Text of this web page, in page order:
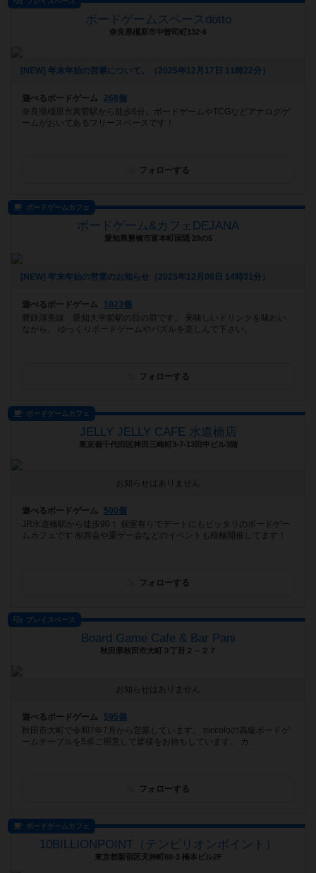
ボードゲームスペースdotto
奈良県橿原市中曽司町132-6
[NEW] 年末年始の営業について。（2025年12月17日 11時22分）
遊べるボードゲーム
268個
奈良県橿原市真菅駅から徒歩6分。ボードゲームやTCGなどアナログゲ
ームがおいてあるフリースペースです！
フォローする
ボードゲームカフェ
ボードゲーム&カフェDEJANA
愛知県豊橋市富本町国隠 20の5
[NEW] 年末年始の営業のお知らせ（2025年12月06日 14時31分）
遊べるボードゲーム
1023個
豊鉄渥美線 愛知大学前駅の目の前です。 美味しいドリンクを味わい
ながら、 ゆっくりボードゲームやパズルを楽しんで下さい。
フォローする
ボードゲームカフェ
JELLY JELLY CAFE 水道橋店
東京都千代田区神田三崎町3-7-13田中ビル3階
お知らせはありません
遊べるボードゲーム
500個
JR水道橋駅から徒歩90！ 個室有りでデートにもピッタリのボードゲー
ムカフェです 相席会や重ゲー会などのイベントも積極開催してます！
フォローする
プレイスペース
Board Game Cafe & Bar Pani
秋田県秋田市大町３丁目２－２７
お知らせはありません
遊べるボードゲーム
595個
秋田市大町で令和7年7月から営業しています。 niccoloの高級ボードゲ
ームテーブルを5卓ご用意して皆様をお待ちしています。 カ...
フォローする
ボードゲームカフェ
10BILLIONPOINT（テンビリオンポイント）
東京都新宿区天神町68-3 橋本ビル2F